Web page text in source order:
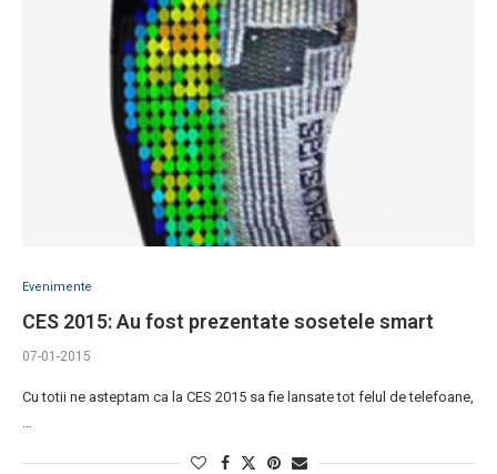
Evenimente
CES 2015: Au fost prezentate sosetele smart
07-01-2015
Cu totii ne asteptam ca la CES 2015 sa fie lansate tot felul de telefoane,
…